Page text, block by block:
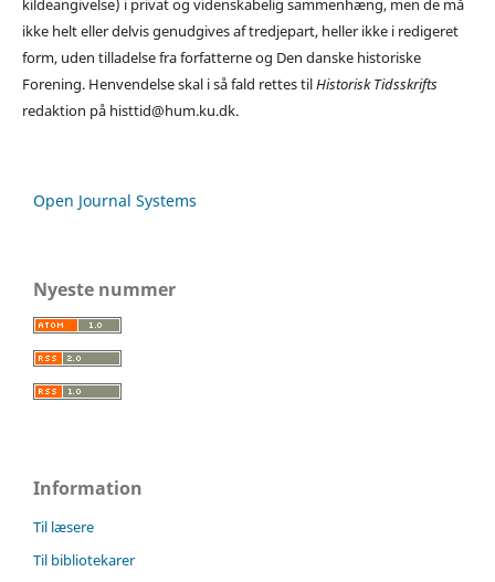
kildeangivelse) i privat og videnskabelig sammenhæng, men de må
ikke helt eller delvis genudgives af tredjepart, heller ikke i redigeret
form, uden tilladelse fra forfatterne og Den danske historiske
Forening. Henvendelse skal i så fald rettes tilHistorisk Tidsskrifts
redaktion på histtid@hum.ku.dk.
Open Journal Systems
Nyeste nummer
Information
Til læsere
Til bibliotekarer